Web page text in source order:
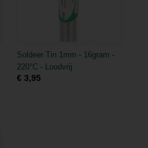
Soldeer Tin 1mm - 16gram -
220°C - Loodvrij
€ 3,95